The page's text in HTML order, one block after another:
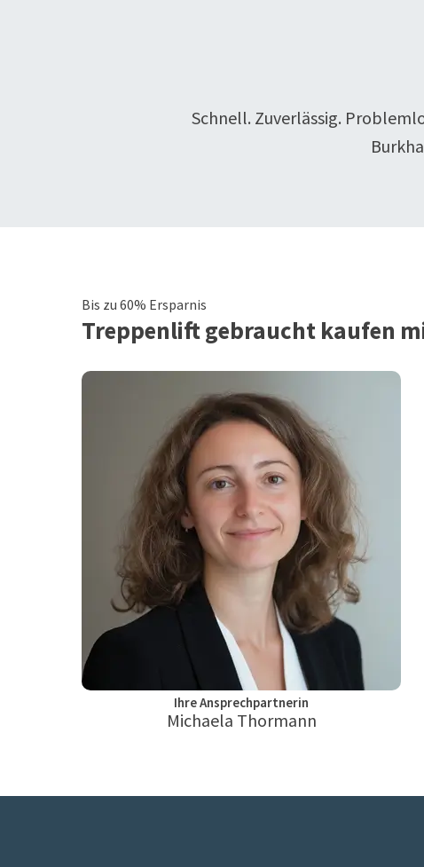
Schnell. Zuverlässig.
Bis zu 60% Ersparnis
Treppenliftgebraucht kaufen
Ihre Ansprechpartnerin
Michaela Thormann